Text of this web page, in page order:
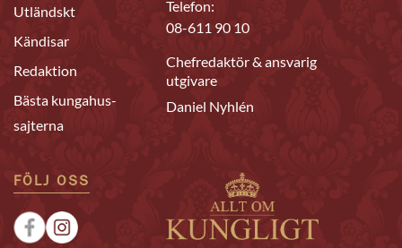
Utländskt
Kändisar
Redaktion
Bästa kungahus-
sajterna
Telefon:
08-611 90 10
Chefredaktör & ansvarig
utgivare
Daniel Nyhlén
FÖLJ OSS